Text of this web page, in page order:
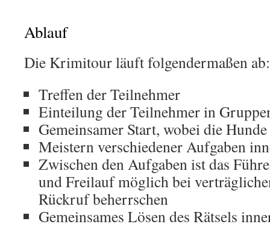
Ablauf
Die Krimitour läuft folgendermaßen ab:
Treffen der Teilnehmer
Einteilung der Teilnehmer in
Gemeinsamer Start, wobei die
Meistern verschiedener Aufgaben
Zwischen den Aufgaben ist das
und Freilauf möglich bei
Rückruf beherrschen
Gemeinsames Lösen des Rätsels